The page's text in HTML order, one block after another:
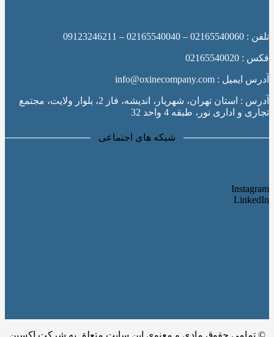
تلفن : 02165540060 – 02165540040 – 09123246211
فکس : 02165540020
آدرس ایمیل : info@oxinecompany.com
آدرس : استان تهران، شهریار، اندیشه، فاز 2، بلوار ولایت، مجتمع
تجاری و اداری نور، طبقه 4 واحد 32
شبکه های اجتماعی
Instagram
LinkedIn
© تمامی حقوق مادی و معنوی این سایت متعلق به شرکت اکسین